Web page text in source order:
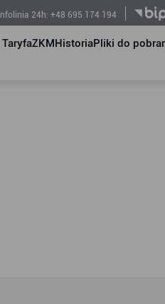
Infolinia 24h: +48 695 174 194
TaryfaZKMHistoriaPliki do